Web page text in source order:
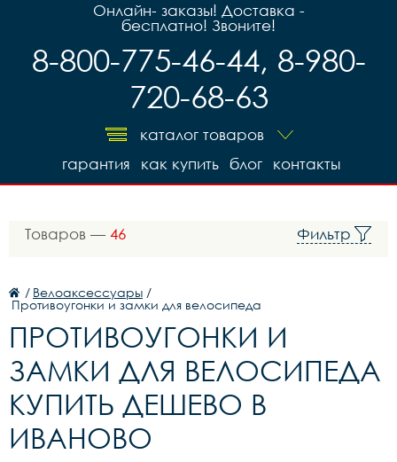
Онлайн- заказы! Доставка -
бесплатно! Звоните!
8-800-775-46-44, 8-980-
720-68-63
каталог товаров
контакты
блог
как купить
гарантия
Товаров — 46 Фильтр
/ Велоаксессуары /
Противоугонки и замки для велосипеда
ПРОТИВОУГОНКИ И
ЗАМКИ ДЛЯ ВЕЛОСИПЕДА
КУПИТЬ ДЕШЕВО В
ИВАНОВО